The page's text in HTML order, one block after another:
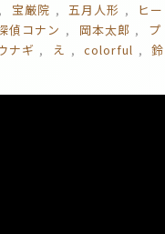
宝厳院 五月人形
ヒー
偵コナン 岡本太郎
プ
ナギ え colorful
鈴